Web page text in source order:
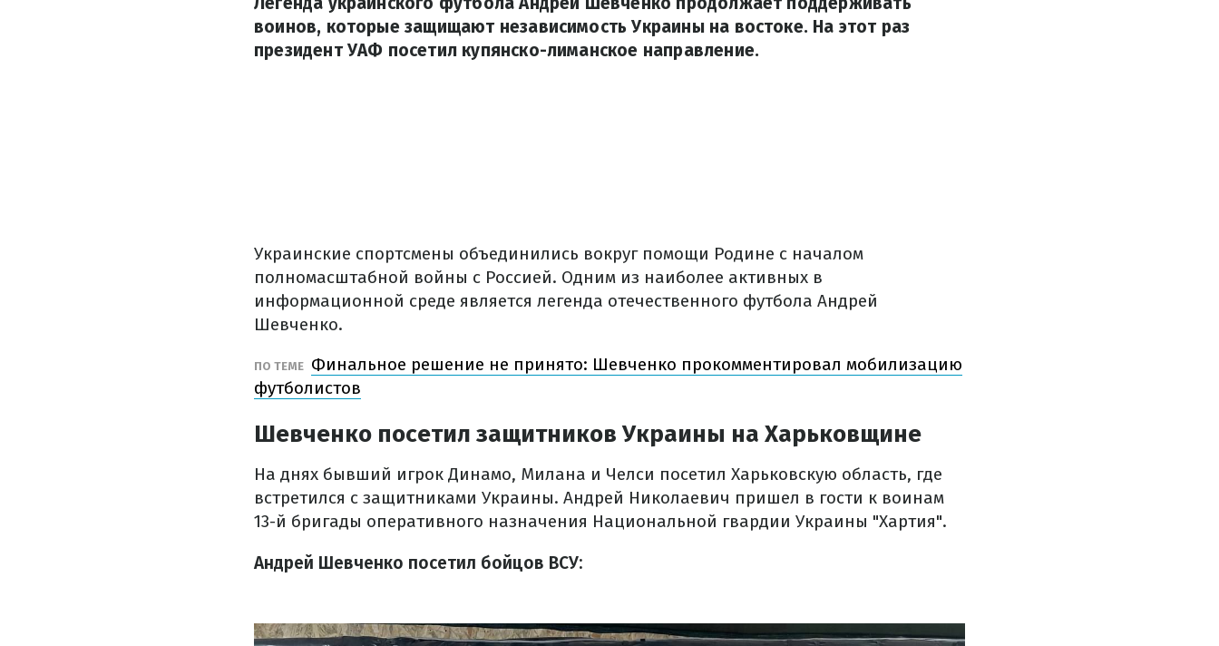
воинов, которые защищают независимость Украины на востоке. На этот раз
президент УАФ посетил купянско-лиманское направление.
Украинские спортсмены объединились вокруг помощи Родине с началом
полномасштабной войны с Россией. Одним из наиболее активных в
информационной среде является легенда отечественного футбола Андрей
Шевченко.
ПО ТЕМЕ Финальное решение не принято: Шевченко прокомментировал мобилизацию
футболистов
Шевченко посетил защитников Украины на Харьковщине
На днях бывший игрок Динамо, Милана и Челси посетил Харьковскую область, где
встретился с защитниками Украины. Андрей Николаевич пришел в гости к воинам
13-й бригады оперативного назначения Национальной гвардии Украины "Хартия".
Андрей Шевченко посетил бойцов ВСУ: